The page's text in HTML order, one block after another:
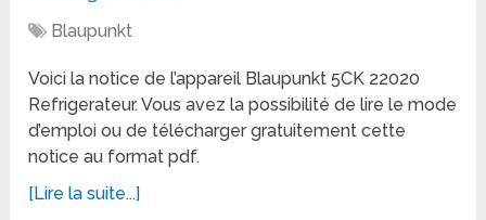
Blaupunkt
Voici la notice de l’appareil Blaupunkt 5CK 22020
Refrigerateur. Vous avez la possibilité de lire le mode
d’emploi ou de télécharger gratuitement cette
notice au format pdf.
[Lire la suite...]